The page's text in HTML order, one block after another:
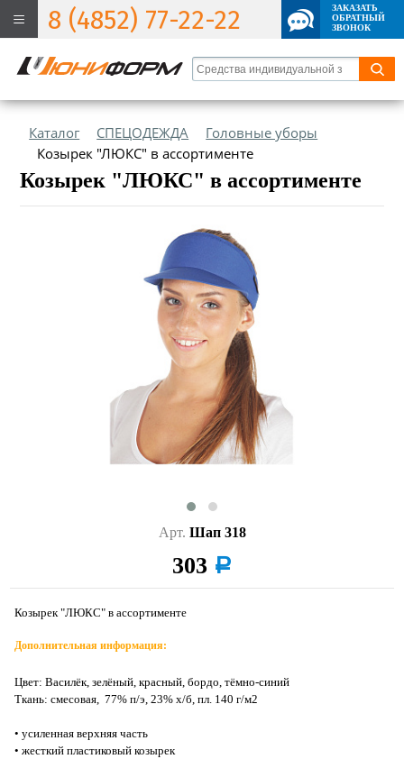
8 (4852) 77-22-22
ЗАКАЗАТЬ
ОБРАТНЫЙ
ЗВОНОК
Каталог СПЕЦОДЕЖДА
Головные уборы
Козырек "ЛЮКС" в ассортименте
Козырек "ЛЮКС" в ассортименте
Арт. Шап 318
303 a
Козырек "ЛЮКС" в ассортименте
Дополнительная информация:
Цвет: Василёк, зелёный, красный, бордо, тёмно-синий
Ткань: смесовая, 77% п/э, 23% х/б, пл. 140 г/м2
• усиленная верхняя часть
• жесткий пластиковый козырек